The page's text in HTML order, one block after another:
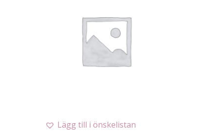
Lägg till i önskelistan